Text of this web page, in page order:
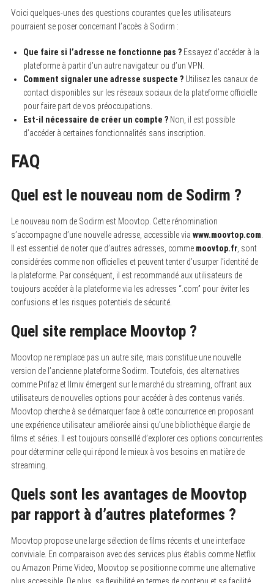
Voici quelques-unes des questions courantes que les utilisateurs
pourraient se poser concernant l’accès à Sodirm :
Que faire si l’adresse ne fonctionne pas ?Essayez d’accéder à la
plateforme à partir d’un autre navigateur ou d’un VPN.
Comment signaler une adresse suspecte ?Utilisez les canaux de
contact disponibles sur les réseaux sociaux de la plateforme officielle
pour faire part de vos préoccupations.
Est-il nécessaire de créer un compte ?Non, il est possible
d’accéder à certaines fonctionnalités sans inscription.
FAQ
Quel est le nouveau nom de Sodirm ?
Le nouveau nom de Sodirm est Moovtop. Cette rénomination
s’accompagne d’une nouvelle adresse, accessible via www.moovtop.com
Il est essentiel de noter que d’autres adresses, comme moovtop.fr, sont
considérées comme non officielles et peuvent tenter d’usurper l’identité de
la plateforme. Par conséquent, il est recommandé aux utilisateurs de
toujours accéder à la plateforme via les adresses “.com” pour éviter les
confusions et les risques potentiels de sécurité.
Quel site remplace Moovtop ?
Moovtop ne remplace pas un autre site, mais constitue une nouvelle
version de l’ancienne plateforme Sodirm. Toutefois, des alternatives
comme Prifaz et Ilmiv émergent sur le marché du streaming, offrant aux
utilisateurs de nouvelles options pour accéder à des contenus variés.
Moovtop cherche à se démarquer face à cette concurrence en proposant
une expérience utilisateur améliorée ainsi qu’une bibliothèque élargie de
films et séries. Il est toujours conseillé d’explorer ces options concurrentes
pour déterminer celle qui répond le mieux à vos besoins en matière de
streaming.
Quels sont les avantages de Moovtop
par rapport à d’autres plateformes ?
Moovtop propose une large sélection de films récents et une interface
conviviale. En comparaison avec des services plus établis comme Netflix
ou Amazon Prime Video, Moovtop se positionne comme une alternative
plus accessible. De plus, sa flexibilité en termes de contenu et sa facilité